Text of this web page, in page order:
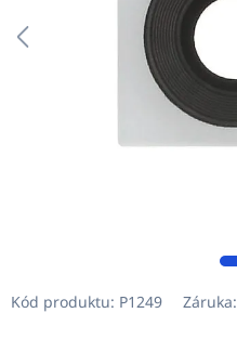
Kód produktu: P1249 Záruka: